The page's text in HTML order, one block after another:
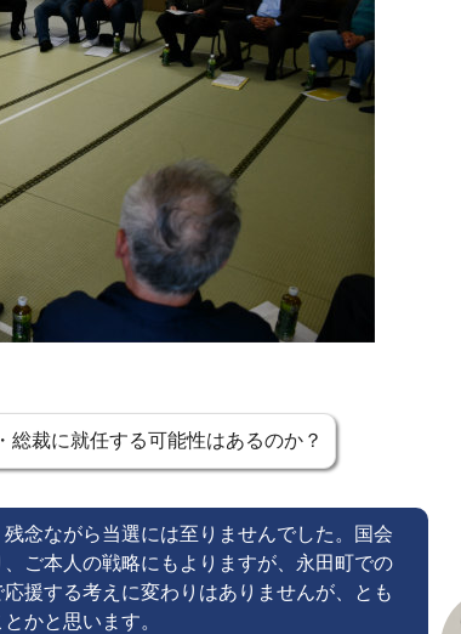
総裁に就任する可能性はあるのか？
念ながら当選には至りませんでした。国会
ご本人の戦略にもよりますが、永田町での
援する考えに変わりはありませんが、とも
かと思います。